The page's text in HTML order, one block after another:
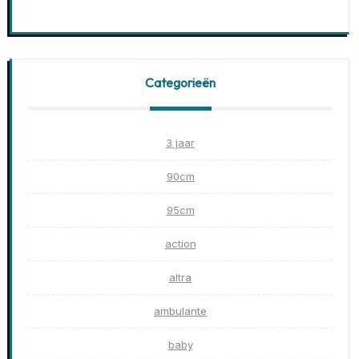
Categorieën
3 jaar
90cm
95cm
action
altra
ambulante
baby